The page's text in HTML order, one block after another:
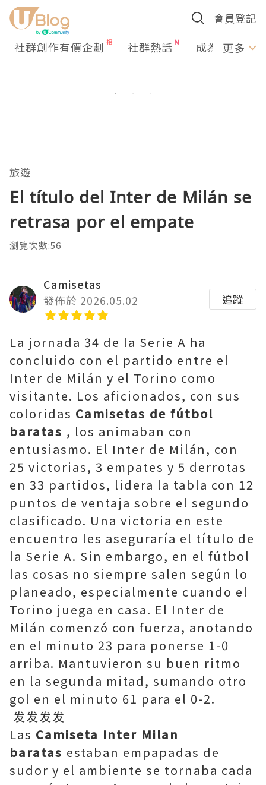
會員登記
社群創作有價企劃 社群熱話 成為U更多
旅遊
El título del Inter de Milán se
retrasa por el empate
瀏覽次數:56
Camisetas
發佈於 2026.05.02
追蹤
La jornada 34 de la Serie A ha
concluido con el partido entre el
Inter de Milán y el Torino como
visitante. Los aficionados, con sus
coloridas Camisetas de fútbol
baratas , los animaban con
entusiasmo. El Inter de Milán, con
25 victorias, 3 empates y 5 derrotas
en 33 partidos, lidera la tabla con 12
puntos de ventaja sobre el segundo
clasificado. Una victoria en este
encuentro les aseguraría el título de
la Serie A. Sin embargo, en el fútbol
las cosas no siempre salen según lo
planeado, especialmente cuando el
Torino juega en casa. El Inter de
Milán comenzó con fuerza, anotando
en el minuto 23 para ponerse 1-0
arriba. Mantuvieron su buen ritmo
en la segunda mitad, sumando otro
gol en el minuto 61 para el 0-2.
发发发发
Las Camiseta Inter Milan
baratas estaban empapadas de
sudor y el ambiente se tornaba cada